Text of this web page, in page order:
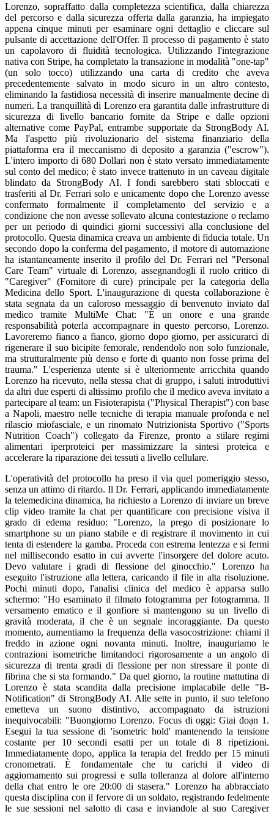
Lorenzo, sopraffatto dalla completezza scientifica, dalla chiarezza
del percorso e dalla sicurezza offerta dalla garanzia, ha impiegato
appena cinque minuti per esaminare ogni dettaglio e cliccare sul
pulsante di accettazione dell'Offer. Il processo di pagamento è stato
un capolavoro di fluidità tecnologica. Utilizzando l'integrazione
nativa con Stripe, ha completato la transazione in modalità "one-tap"
(un solo tocco) utilizzando una carta di credito che aveva
precedentemente salvato in modo sicuro in un altro contesto,
eliminando la fastidiosa necessità di inserire manualmente decine di
numeri. La tranquillità di Lorenzo era garantita dalle infrastrutture di
sicurezza di livello bancario fornite da Stripe e dalle opzioni
alternative come PayPal, entrambe supportate da StrongBody AI.
Ma l'aspetto più rivoluzionario del sistema finanziario della
piattaforma era il meccanismo di deposito a garanzia ("escrow").
L'intero importo di 680 Dollari non è stato versato immediatamente
sul conto del medico; è stato invece trattenuto in un caveau digitale
blindato da StrongBody AI. I fondi sarebbero stati sbloccati e
trasferiti al Dr. Ferrari solo e unicamente dopo che Lorenzo avesse
confermato formalmente il completamento del servizio e a
condizione che non avesse sollevato alcuna contestazione o reclamo
per un periodo di quindici giorni successivi alla conclusione del
protocollo. Questa dinamica creava un ambiente di fiducia totale. Un
secondo dopo la conferma del pagamento, il motore di automazione
ha istantaneamente inserito il profilo del Dr. Ferrari nel "Personal
Care Team" virtuale di Lorenzo, assegnandogli il ruolo critico di
"Caregiver" (Fornitore di cure) principale per la categoria della
Medicina dello Sport. L'inaugurazione di questa collaborazione è
stata segnata da un caloroso messaggio di benvenuto inviato dal
medico tramite MultiMe Chat: "È un onore e una grande
responsabilità poterla accompagnare in questo percorso, Lorenzo.
Lavoreremo fianco a fianco, giorno dopo giorno, per assicurarci di
rigenerare il suo bicipite femorale, rendendolo non solo funzionale,
ma strutturalmente più denso e forte di quanto non fosse prima del
trauma." L'esperienza utente si è ulteriormente arricchita quando
Lorenzo ha ricevuto, nella stessa chat di gruppo, i saluti introduttivi
da altri due esperti di altissimo profilo che il medico aveva invitato a
partecipare al team: un Fisioterapista ("Physical Therapist") con base
a Napoli, maestro nelle tecniche di terapia manuale profonda e nel
rilascio miofasciale, e un rinomato Nutrizionista Sportivo ("Sports
Nutrition Coach") collegato da Firenze, pronto a stilare regimi
alimentari iperproteici per massimizzare la sintesi proteica e
accelerare la riparazione dei tessuti a livello cellulare.
L'operatività del protocollo ha preso il via quel pomeriggio stesso,
senza un attimo di ritardo. Il Dr. Ferrari, applicando immediatamente
la telemedicina dinamica, ha richiesto a Lorenzo di inviare un breve
clip video tramite la chat per quantificare con precisione visiva il
grado di edema residuo: "Lorenzo, la prego di posizionare lo
smartphone su un piano stabile e di registrare il movimento in cui
tenta di estendere la gamba. Proceda con estrema lentezza e si fermi
nel millisecondo esatto in cui avverte l'insorgere del dolore acuto.
Devo valutare i gradi di flessione del ginocchio." Lorenzo ha
eseguito l'istruzione alla lettera, caricando il file in alta risoluzione.
Pochi minuti dopo, l'analisi clinica del medico è apparsa sullo
schermo: "Ho esaminato il filmato fotogramma per fotogramma. Il
versamento ematico e il gonfiore si mantengono su un livello di
gravità moderata, il che è un segnale incoraggiante. Da questo
momento, aumentiamo la frequenza della vasocostrizione: chiami il
freddo in azione ogni novanta minuti. Inoltre, inauguriamo le
contrazioni isometriche limitandoci rigorosamente a un angolo di
sicurezza di trenta gradi di flessione per non stressare il ponte di
fibrina che si sta formando." Da quel giorno, la routine mattutina di
Lorenzo è stata scandita dalla precisione implacabile delle "B-
Notification" di StrongBody AI. Alle sette in punto, il suo telefono
emetteva un suono distintivo, accompagnato da istruzioni
inequivocabili: "Buongiorno Lorenzo. Focus di oggi: Giai đoạn 1.
Esegui la tua sessione di 'isometric hold' mantenendo la tensione
costante per 10 secondi esatti per un totale di 8 ripetizioni.
Immediatamente dopo, applica la terapia del freddo per 15 minuti
cronometrati. È fondamentale che tu carichi il video di
aggiornamento sui progressi e sulla tolleranza al dolore all'interno
della chat entro le ore 20:00 di stasera." Lorenzo ha abbracciato
questa disciplina con il fervore di un soldato, registrando fedelmente
le sue sessioni nel salotto di casa e inviandole al suo Caregiver